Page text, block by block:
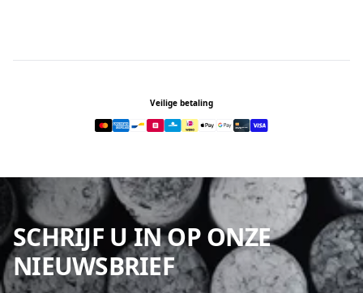
Veilige betaling
SCHRIJF U IN OP ONZE
NIEUWSBRIEF